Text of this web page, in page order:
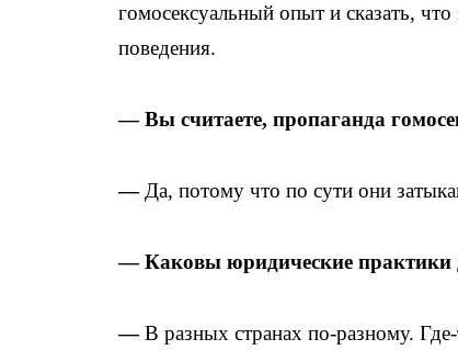
гомосексуальный опыт и сказать,
поведения.
— Вы считаете, пропаганда
— Да, потому что по сути они
— Каковы юридические практики
—В разных странах по-разному. Где-